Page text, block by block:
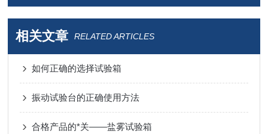
相关文章 RELATED ARTICLES
如何正确的选择试验箱
振动试验台的正确使用方法
合格产品的*关——盐雾试验箱